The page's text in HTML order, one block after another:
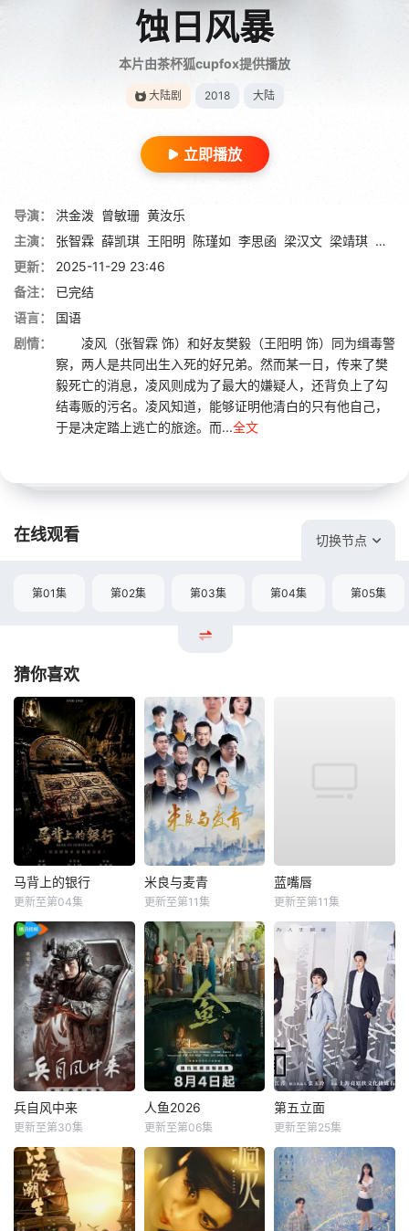
蚀日风暴
本片由茶杯狐cupfox提供播放
大陆剧 2018 大陆
立即播放
导演： 洪金泼 曾敏珊 黄汝乐
主演：
张智霖 薛凯琪 王阳明 陈瑾如 李思函 梁汉文 梁靖琪 宝儿
更新：
2025-11-29 23:46
备注：
已完结
语言：
国语
剧情：
凌风（张智霖 饰）和好友樊毅（王阳明 饰）同为缉毒警
察，两人是共同出生入死的好兄弟。然而某一日，传来了樊
毅死亡的消息，凌风则成为了最大的嫌疑人，还背负上了勾
结毒贩的污名。凌风知道，能够证明他清白的只有他自己，
于是决定踏上逃亡的旅途。而...全文
在线观看 切换节点
第01集 第02集 第03集 第04集 第05集
猜你喜欢
马背上的银行
更新至第04集
米良与麦青
更新至第11集
蓝嘴唇
更新至第11集
兵自风中来
更新至第30集
人鱼2026
更新至第06集
第五立面
更新至第25集